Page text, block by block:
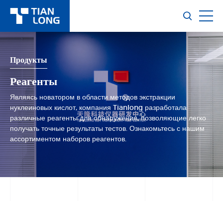
Продукты
Реагенты
Являясь новатором в области методов экстракции
нуклеиновых кислот, компания Tianlong разработала
различные реагенты для обнаружения, позволяющие легко
получать точные результаты тестов. Ознакомьтесь с нашим
ассортиментом наборов реагентов.